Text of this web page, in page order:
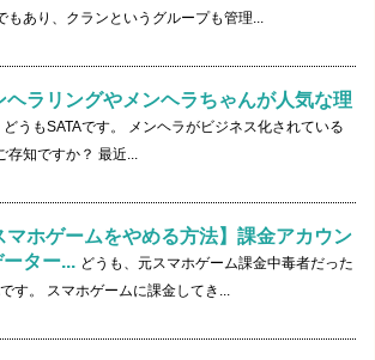
もあり、クランというグループも管理...
ヘラリングやメンヘラちゃんが人気な理
どうもSATAです。 メンヘラがビジネス化されている
存知ですか？ 最近...
マホゲームをやめる方法】課金アカウン
ーター... どうも、元スマホゲーム課金中毒者だった
す。 スマホゲームに課金してき...